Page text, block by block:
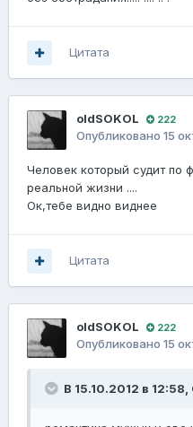
Цитата
oldSOKОL 222
Опубликовано 15
Человек который судит по
реальной жизни ....
Ок,тебе видно виднее
Цитата
oldSOKОL 222
Опубликовано 15
В 15.10.2012 в 12:58,